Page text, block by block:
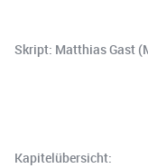
Skript: Matthias Gast
Kapitelübersicht: